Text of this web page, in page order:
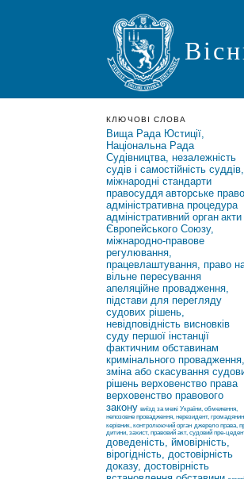
КЛЮЧОВІ СЛОВА
Вища Рада Юстиції,
Національна Рада
Судівництва, незалежність
судів і самостійність суддів,
міжнародні стандарти
правосуддя авторське право
адміністративна процедура
адміністративний орган акти
Європейського Союзу,
міжнародно-правове
регулювання,
працевлаштування, право
вільне пересування
апеляційне провадження,
підстави для перегляду
судових рішень,
невідповідність висновків
суду першої інстанції
фактичним обставинам
кримінального провадження,
зміна або скасування
рішень верховенство права
верховенство правового
закону виїзд за межі України, обмеження,
непозовне провадження, нерезидент, громадянин,
керівник, контролюючий орган джерело права,
дитини, захист, правовий акт, судовий пре-
доведеність, ймовірність,
вірогідність, достовірність
доказу, достовірність